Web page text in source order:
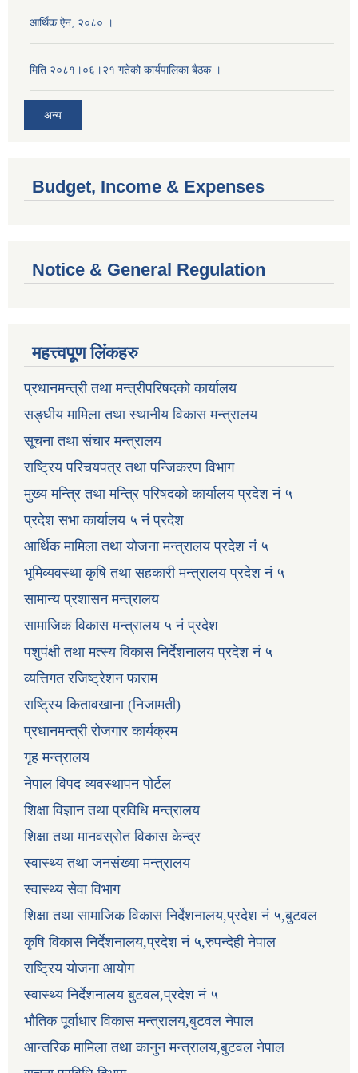
आर्थिक ऐन, २०८० ।
मिति २०८१।०६।२१ गतेको कार्यपालिका बैठक ।
अन्य
Budget, Income & Expenses
Notice & General Regulation
महत्त्वपूण लिंकहरु
प्रधानमन्त्री तथा मन्त्रीपरिषदको कार्यालय
सङ्घीय मामिला तथा स्थानीय विकास मन्त्रालय
सूचना तथा संचार मन्त्रालय
राष्ट्रिय परिचयपत्र तथा पन्जिकरण विभाग
मुख्य मन्त्रि तथा मन्त्रि परिषदको कार्यालय प्रदेश नं ५
प्रदेश सभा कार्यालय ५ नं प्रदेश
आर्थिक मामिला तथा योजना मन्त्रालय प्रदेश नं ५
भूमिव्यवस्था कृषि तथा सहकारी मन्त्रालय प्रदेश नं ५
सामान्य प्रशासन मन्त्रालय
सामाजिक विकास मन्त्रालय ५ नं प्रदेश
पशुपंक्षी तथा मत्स्य विकास निर्देशनालय प्रदेश नं ५
व्यत्तिगत रजिष्ट्रेशन फाराम
राष्ट्रिय कितावखाना (निजामती)
प्रधानमन्त्री रोजगार कार्यक्रम
गृह मन्त्रालय
नेपाल विपद व्यवस्थापन पोर्टल
शिक्षा विज्ञान तथा प्रविधि मन्त्रालय
शिक्षा तथा मानवस्रोत विकास केन्द्र
स्वास्थ्य तथा जनसंख्या मन्त्रालय
स्वास्थ्य सेवा विभाग
शिक्षा तथा सामाजिक विकास निर्देशनालय,प्रदेश नं ५,बुटवल
कृषि विकास निर्देशनालय,प्रदेश नं ५,रुपन्देही नेपाल
राष्ट्रिय योजना आयोग
स्वास्थ्य निर्देशनालय बुटवल,प्रदेश नं ५
भौतिक पूर्वाधार विकास मन्त्रालय,बुटवल नेपाल
आन्तरिक मामिला तथा कानुन मन्त्रालय,बुटवल नेपाल